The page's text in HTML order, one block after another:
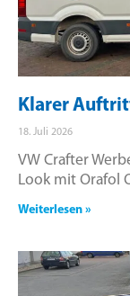
Klarer
18. Juli 2026
VW Crafter
Look mit Orafol
Weiterlesen »